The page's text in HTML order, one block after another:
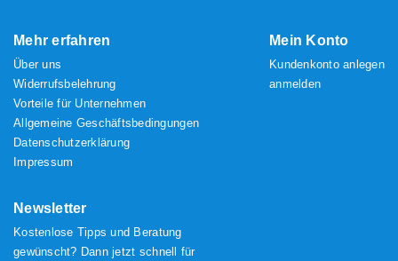
Mehr erfahren
Über uns
Widerrufsbelehrung
Vorteile für Unternehmen
Allgemeine Geschäftsbedingungen
Datenschutzerklärung
Impressum
Mein Konto
Kundenkonto anlegen
anmelden
Newsletter
Kostenlose Tipps und Beratung
gewünscht? Dann jetzt schnell für